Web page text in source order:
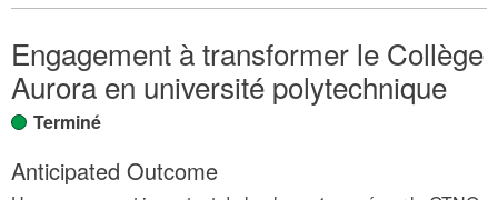
Engagement à transformer le Collège
Aurora en université polytechnique
Terminé
Anticipated Outcome